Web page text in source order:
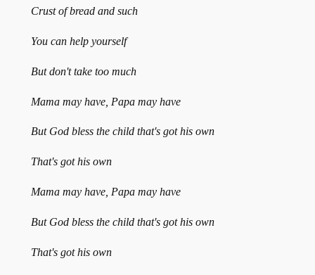
Crust of bread and such
You can help yourself
But don't take too much
Mama may have, Papa may have
But God bless the child that's got his own
That's got his own
Mama may have, Papa may have
But God bless the child that's got his own
That's got his own